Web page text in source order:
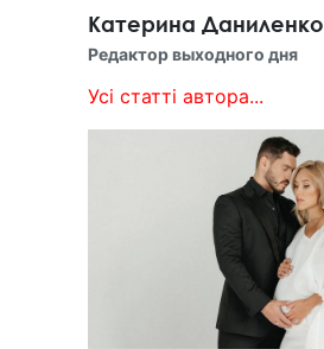
Катерина Даниленко
Редактор выходного дня
Усі статті автора...